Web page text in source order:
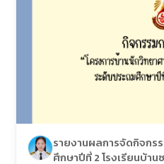
รายงานผลการจัดกิจกร
ศึกษาปีที่ 2 โรงเรียนบ้า